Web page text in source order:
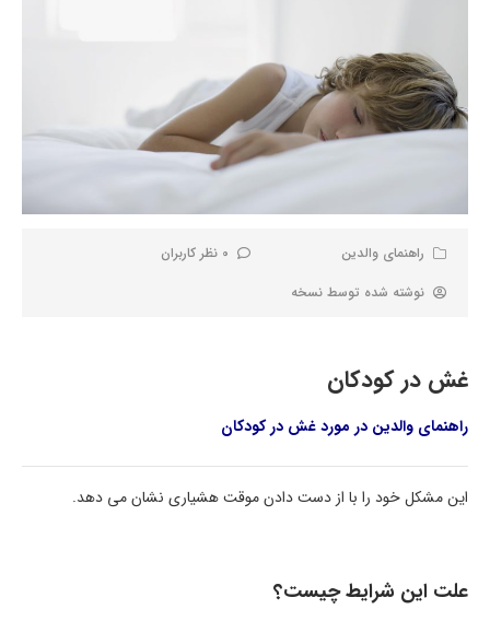
راهنمای والدین
0 نظر کاربران
نوشته شده توسط نسخه
غش در کودکان
راهنمای والدین در مورد غش در کودکان
این مشکل خود را با از دست دادن موقت هشیاری نشان می دهد.
علت این شرایط چیست؟